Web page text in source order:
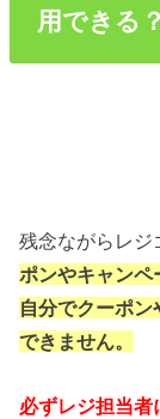
用できる？
残念ながらレジ
ポンやキャンペ
自分でクーポ
できません。
必ずレジ担当者